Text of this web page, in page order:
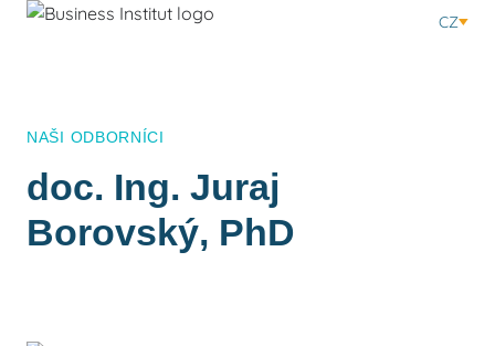
CZ
NAŠI ODBORNÍCI
doc. Ing. Juraj
Borovský, PhD